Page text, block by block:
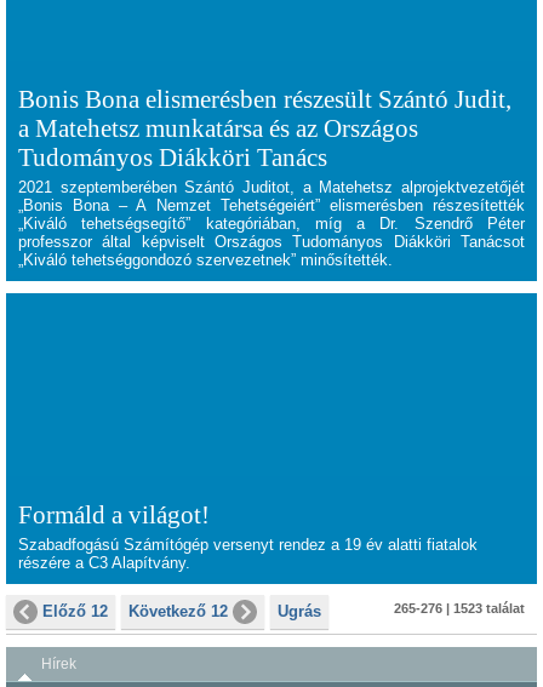
Bonis Bona elismerésben részesült Szántó Judit,
a Matehetsz munkatársa és az Országos
Tudományos Diákköri Tanács
2021 szeptemberébenSzántó Juditot, a Matehetsz alprojektvezetőjét
„Bonis Bona – A Nemzet Tehetségeiért” elismerésben részesítették
„Kiváló tehetségsegítő” kategóriában, míg a
Dr. Szendrő Péter
professzor által képviselt Országos Tudományos Diákköri Tanácsot
„Kiváló tehetséggondozó szervezetnek” minősítették.
Formáld a világot!
Szabadfogású Számítógép versenyt rendez a 19 év alatti fiatalok
részére a C3 Alapítvány.
Előző 12 Következő 12 Ugrás 265-276 | 1523 találat
Hírek